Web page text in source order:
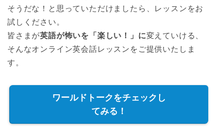
そうだな！と思っていただけましたら、レッスンをお
試しください。
皆さまが英語が怖いを「楽しい！」に変えていける、
そんなオンライン英会話レッスンをご提供いたしま
す。
ワールドトークをチェックし
てみる！